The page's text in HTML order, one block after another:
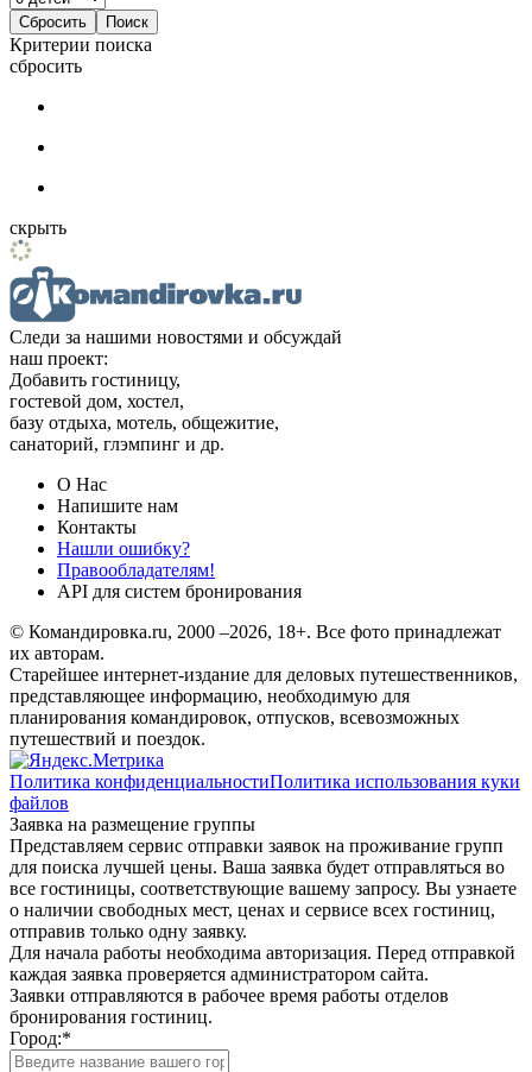
Критерии поиска
сбросить
скрыть
Следи за нашими новостями и обсуждай
наш проект:
Добавить гостиницу,
гостевой дом, хостел,
базу отдыха, мотель, общежитие,
санаторий, глэмпинг и др.
О Нас
Напишите нам
Контакты
Нашли ошибку?
Правообладателям!
API для систем бронирования
© Командировка.ru, 2000 –2026, 18+. Все фото принадлежат
их авторам.
Старейшее интернет-издание для деловых путешественников,
представляющее информацию, необходимую для
планирования командировок, отпусков, всевозможных
путешествий и поездок.
Политика конфиденциальностиПолитика использования куки
файлов
Заявка на размещение группы
Представляем сервис отправки заявок на проживание групп
для поиска лучшей цены. Ваша заявка будет отправляться во
все гостиницы, соответствующие вашему запросу. Вы узнаете
о наличии свободных мест, ценах и сервисе всех гостиниц,
отправив только одну заявку.
Для начала работы необходима авторизация. Перед отправкой
каждая заявка проверяется администратором сайта.
Заявки отправляются в рабочее время работы отделов
бронирования гостиниц.
Город:*